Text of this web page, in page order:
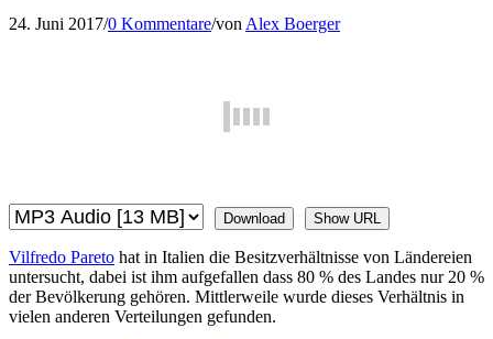
24. Juni 2017/0 Kommentare/vonAlex Boerger
Download Show URL
Vilfredo Pareto hat in Italien die Besitzverhältnisse von Ländereien
untersucht, dabei ist ihm aufgefallen dass 80 % des Landes nur 20 %
der Bevölkerung gehören. Mittlerweile wurde dieses Verhältnis in
vielen anderen Verteilungen gefunden.